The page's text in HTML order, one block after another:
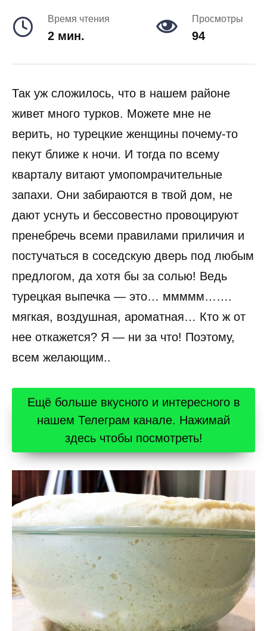
Время чтения
2 мин.
Просмотры
94
Так уж сложилось, что в нашем районе
живет много турков. Можете мне не
верить, но турецкие женщины почему-то
пекут ближе к ночи. И тогда по всему
кварталу витают умопомрачительные
запахи. Они забираются в твой дом, не
дают уснуть и бессовестно провоцируют
пренебречь всеми правилами приличия и
постучаться в соседскую дверь под любым
предлогом, да хотя бы за солью! Ведь
турецкая выпечка — это… ммммм…….
мягкая, воздушная, ароматная… Кто ж от
нее откажется? Я — ни за что! Поэтому,
всем желающим..
Ещё больше вкусного и интересного в
нашем Телеграм канале. Нажимай
здесь чтобы посмотреть!